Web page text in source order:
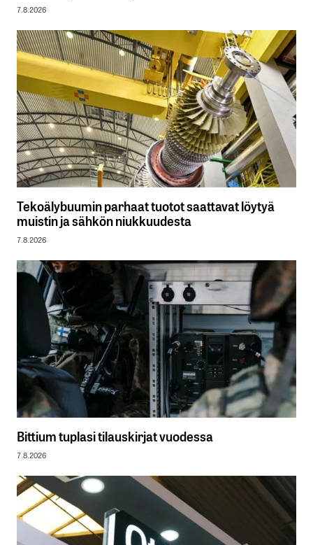
7.8.2026
Tekoälybuumin parhaat tuotot saattavat löytyä
muistin ja sähkön niukkuudesta
7.8.2026
Bittium tuplasi tilauskirjat vuodessa
7.8.2026